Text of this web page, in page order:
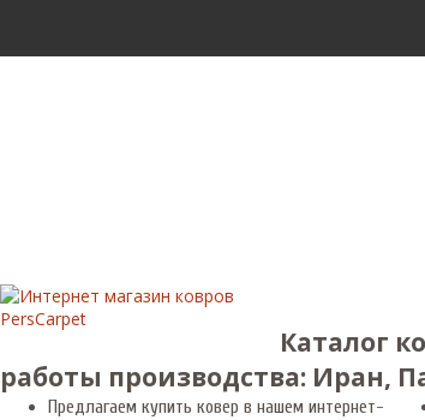
Каталог
работы производства: Иран,
Предлагаем купить ковер в нашем интернет-